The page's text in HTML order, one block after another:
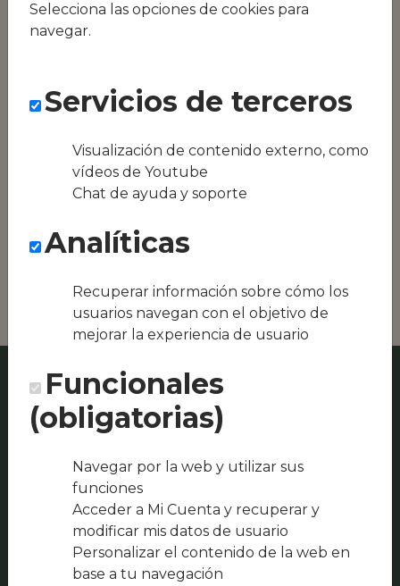
Acceso individual
empleados
Panel de control
RR.HH
equipos híbridos
Conseguimos la
zona, como podría
ser Restaurante
Selecciona las opciones de cookies para
navegar.
Servicios de terceros
Visualización de contenido externo, como
vídeos de Youtube
Chat de ayuda y soporte
Analíticas
Recuperar información sobre cómo los
usuarios navegan con el objetivo de
mejorar la experiencia de usuario
Funcionales
(obligatorias)
Navegar por la web y utilizar sus
funciones
Acceder a Mi Cuenta y recuperar y
modificar mis datos de usuario
Personalizar el contenido de la web en
base a tu navegación